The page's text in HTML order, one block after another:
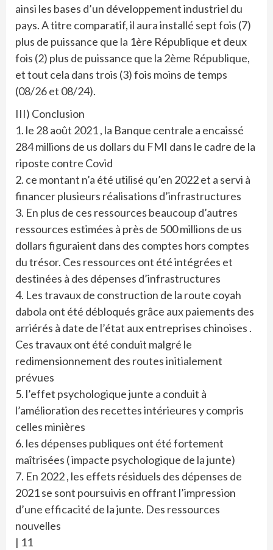
ainsi les bases d’un développement industriel du
pays. A titre comparatif, il aura installé sept fois (7)
plus de puissance que la 1ère République et deux
fois (2) plus de puissance que la 2ème République,
et tout cela dans trois (3) fois moins de temps
(08/26 et 08/24).
III) Conclusion
1. le 28 août 2021 , la Banque centrale a encaissé
284 millions de us dollars du FMI dans le cadre de la
riposte contre Covid
2. ce montant n’a été utilisé qu’en 2022 et a servi à
financer plusieurs réalisations d’infrastructures
3. En plus de ces ressources beaucoup d’autres
ressources estimées à près de 500 millions de us
dollars figuraient dans des comptes hors comptes
du trésor. Ces ressources ont été intégrées et
destinées à des dépenses d’infrastructures
4. Les travaux de construction de la route coyah
dabola ont été débloqués grâce aux paiements des
arriérés à date de l’état aux entreprises chinoises .
Ces travaux ont été conduit malgré le
redimensionnement des routes initialement
prévues
5. l’effet psychologique junte a conduit à
l’amélioration des recettes intérieures y compris
celles minières
6. ⁠les dépenses publiques ont été fortement
maîtrisées ( impacte psychologique de la junte)
7. ⁠En 2022 , les effets résiduels des dépenses de
2021 se sont poursuivis en offrant l’impression
d’une efficacité de la junte. Des ressources
nouvelles
| 11